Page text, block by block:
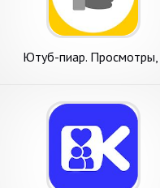
Ютуб-пиар. Просмотры,